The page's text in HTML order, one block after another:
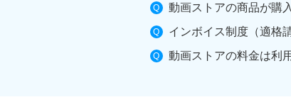
動画ストアの商品が購
インボイス制度（適格
動画ストアの料金は利